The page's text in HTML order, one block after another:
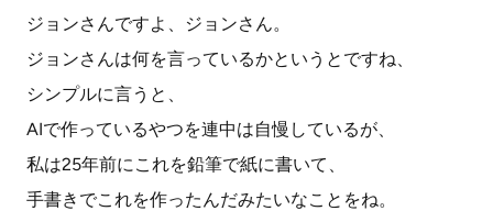
ジョンさんですよ、ジョンさん。
ジョンさんは何を言っているかというとですね、
シンプルに言うと、
AIで作っているやつを連中は自慢しているが、
私は25年前にこれを鉛筆で紙に書いて、
手書きでこれを作ったんだみたいなことをね。